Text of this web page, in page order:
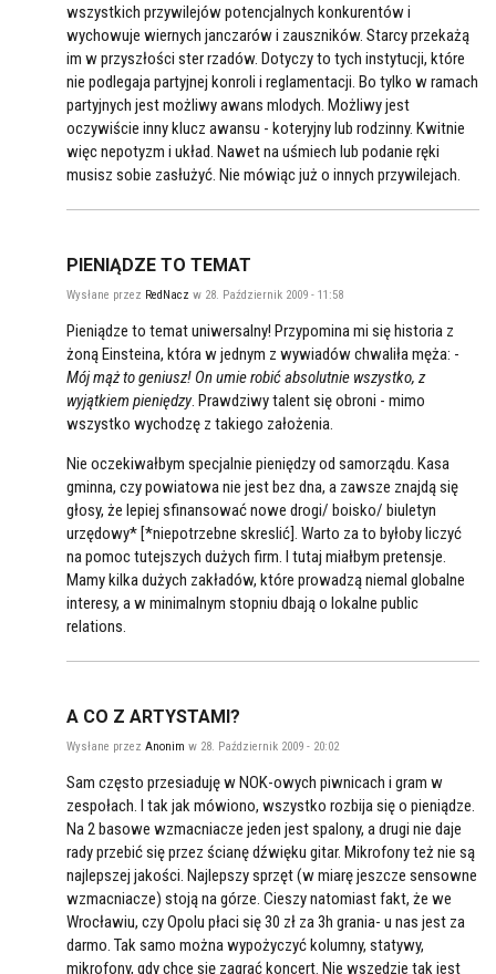
wszystkich przywilejów potencjalnych konkurentów i
wychowuje wiernych janczarów i zauszników. Starcy przekażą
im w przyszłości ster rzadów. Dotyczy to tych instytucji, które
nie podlegaja partyjnej konroli i reglamentacji. Bo tylko w ramach
partyjnych jest możliwy awans mlodych. Możliwy jest
oczywiście inny klucz awansu - koteryjny lub rodzinny. Kwitnie
więc nepotyzm i układ. Nawet na uśmiech lub podanie ręki
musisz sobie zasłużyć. Nie mówiąc już o innych przywilejach.
PIENIĄDZE TO TEMAT
Wysłane przez RedNacz w 28. Październik 2009 - 11:58
Pieniądze to temat uniwersalny! Przypomina mi się historia z
żoną Einsteina, która w jednym z wywiadów chwaliła męża: -
Mój mąż to geniusz! On umie robić absolutnie wszystko, z
wyjątkiem pieniędzy. Prawdziwy talent się obroni - mimo
wszystko wychodzę z takiego założenia.
Nie oczekiwałbym specjalnie pieniędzy od samorządu. Kasa
gminna, czy powiatowa nie jest bez dna, a zawsze znajdą się
głosy, że lepiej sfinansować nowe drogi/ boisko/ biuletyn
urzędowy* [*niepotrzebne skreslić]. Warto za to byłoby liczyć
na pomoc tutejszych dużych firm. I tutaj miałbym pretensje.
Mamy kilka dużych zakładów, które prowadzą niemal globalne
interesy, a w minimalnym stopniu dbają o lokalne public
relations.
A CO Z ARTYSTAMI?
Wysłane przez Anonim w 28. Październik 2009 - 20:02
Sam często przesiaduję w NOK-owych piwnicach i gram w
zespołach. I tak jak mówiono, wszystko rozbija się o pieniądze.
Na 2 basowe wzmacniacze jeden jest spalony, a drugi nie daje
rady przebić się przez ścianę dźwięku gitar. Mikrofony też nie są
najlepszej jakości. Najlepszy sprzęt (w miarę jeszcze sensowne
wzmacniacze) stoją na górze. Cieszy natomiast fakt, że we
Wrocławiu, czy Opolu płaci się 30 zł za 3h grania- u nas jest za
darmo. Tak samo można wypożyczyć kolumny, statywy,
mikrofony, gdy chce się zagrać koncert. Nie wszędzie tak jest